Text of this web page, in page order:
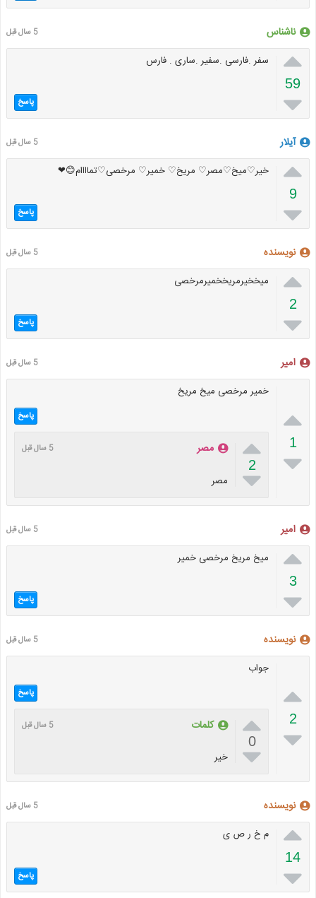
ناشناس 5 سال قبل

59

سفر .فارسی .سفیر .ساری . فارس
پاسخ
آیلار 5 سال قبل

9

خیر♡میخ♡مصر♡ مریخ♡ خمیر♡ مرخصی♡تماااام😊❤
پاسخ
نویسنده 5 سال قبل

2

میخخیرمریخخمیرمرخصی
پاسخ
امیر 5 سال قبل

1

خمیر مرخصی میخ مریخ
پاسخ

2

مصر 5 سال قبل
مصر
امیر 5 سال قبل

3

میخ مریخ مرخصی خمیر
پاسخ
نویسنده 5 سال قبل

2

جواب
پاسخ

0

کلمات 5 سال قبل
خیر
نویسنده 5 سال قبل

14

م خ ر ص ی
پاسخ